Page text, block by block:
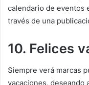
calendario de eventos
través de una
10. Felices
Siempre verá marcas
vacaciones, deseando